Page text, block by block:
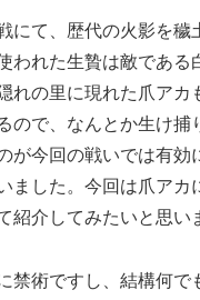
にて、歴代の火影を穢
われた生贄は敵である
れの里に現れた爪アカ
ので、なんとか生け捕
が今回の戦いでは有効
ました。今回は爪アカ
紹介してみたいと思い
禁術ですし、結構何で